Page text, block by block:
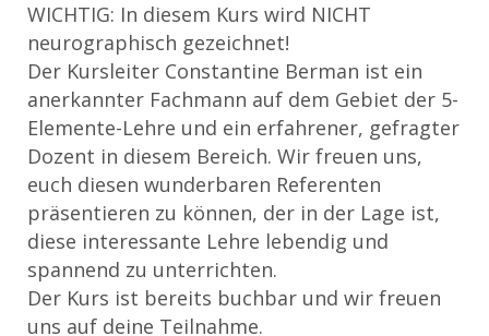
WICHTIG: In diesem Kurs wird NICHT
neurographisch gezeichnet!
Der Kursleiter Constantine Berman ist ein
anerkannter Fachmann auf dem Gebiet der 5-
Elemente-Lehre und ein erfahrener, gefragter
Dozent in diesem Bereich. Wir freuen uns,
euch diesen wunderbaren Referenten
präsentieren zu können, der in der Lage ist,
diese interessante Lehre lebendig und
spannend zu unterrichten.
Der Kurs ist bereits buchbar und wir freuen
uns auf deine Teilnahme.